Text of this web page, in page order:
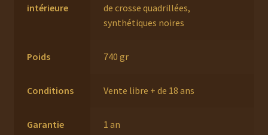
intérieure
de crosse quadrillées,
synthétiques noires
Poids 740 gr
Conditions Vente libre + de 18 ans
Garantie 1 an